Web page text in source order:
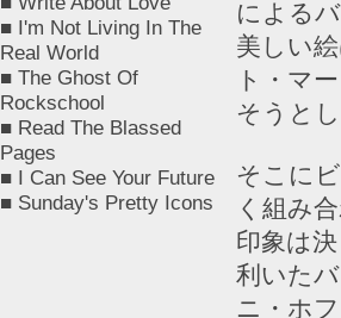
■ I'm Not Living In The
Real World
■ The Ghost Of
Rockschool
■ Read The Blassed
Pages
■ I Can See Your Future
■ Sunday's Pretty Icons
による
美しい
ト・マ
そうと
そこに
く組み
印象は
利いた
ニ・ホ